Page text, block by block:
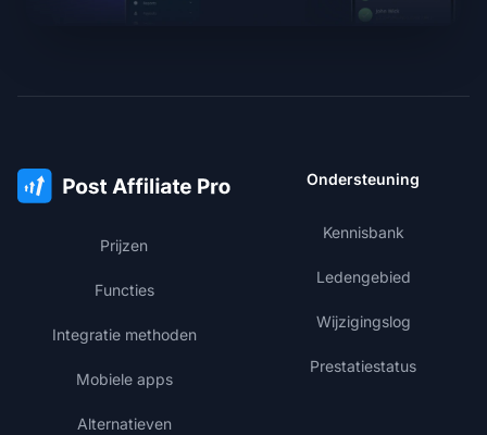
Prijzen
Functies
Integratie methoden
Mobiele apps
Alternatieven
Ondersteuning
Kennisbank
Ledengebied
Wijzigingslog
Prestatiestatus